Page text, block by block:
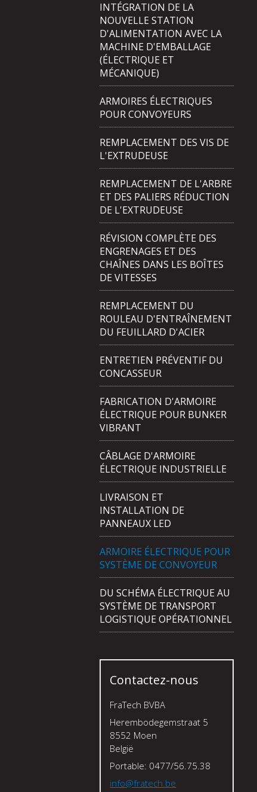
INTÉGRATION DE LA
NOUVELLE STATION
D'ALIMENTATION AVEC LA
MACHINE D'EMBALLAGE
(ÉLECTRIQUE ET
MÉCANIQUE)
ARMOIRES ÉLECTRIQUES
POUR CONVOYEURS
REMPLACEMENT DES VIS DE
L'EXTRUDEUSE
REMPLACEMENT DE L'ARBRE
ET DES PALIERS RÉDUCTION
DE L'EXTRUDEUSE
RÉVISION COMPLÈTE DES
ENGRENAGES ET DES
CHAÎNES DANS LES BOÎTES
DE VITESSES
REMPLACEMENT DU
ROULEAU D'ENTRAÎNEMENT
DU FEUILLARD D'ACIER
ENTRETIEN PRÉVENTIF DU
CONCASSEUR
FABRICATION D'ARMOIRE
ÉLECTRIQUE POUR BUNKER
VIBRANT
CÂBLAGE D'ARMOIRE
ÉLECTRIQUE INDUSTRIELLE
LIVRAISON ET
INSTALLATION DE
PANNEAUX LED
ARMOIRE ÉLECTRIQUE POUR
SYSTÈME DE CONVOYEUR
DU SCHÉMA ÉLECTRIQUE AU
SYSTÈME DE TRANSPORT
LOGISTIQUE OPÉRATIONNEL
Contactez-nous
FraTech BVBA
Herembodegemstraat 5
8552 Moen
België
Portable: 0477/56.75.38
info@fratech.be